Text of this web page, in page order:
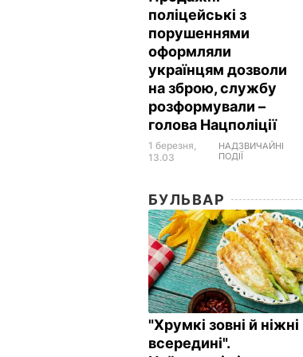
поліцейські з
порушеннями
оформляли
українцям дозволи
на зброю, службу
розформували –
голова Нацполіції
1 березня,
13.03
НАДЗВИЧАЙНІ
ПОДІЇ
БУЛЬВАР
"Хрумкі зовні й ніжні
всередині".